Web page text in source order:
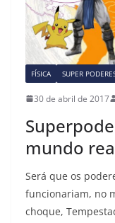
FÍSICA SUPER
30 de abril de 2017
mundo
Será que os
funcionariam, no
choque,